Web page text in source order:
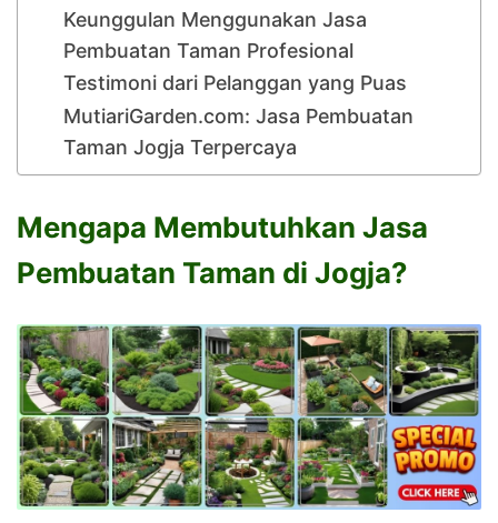
Keunggulan Menggunakan Jasa
Pembuatan Taman Profesional
Testimoni dari Pelanggan yang Puas
MutiariGarden.com: Jasa Pembuatan
Taman Jogja Terpercaya
Mengapa Membutuhkan Jasa
Pembuatan Taman di Jogja?